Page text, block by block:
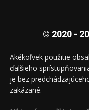
© 2020 -
Akékoľvek použitie
ďalšieho
je bez
zakázané.